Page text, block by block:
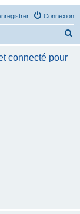
Connexion
h
connecté pour